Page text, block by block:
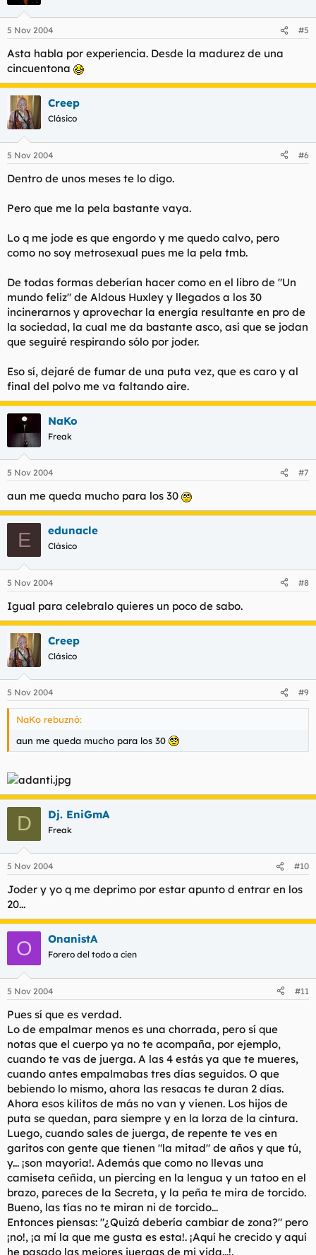
5 Nov 2004 #5
Asta habla por experiencia. Desde la madurez de una
cincuentona
Creep
Clásico
5 Nov 2004 #6
Dentro de unos meses te lo digo.
Pero que me la pela bastante vaya.
Lo q me jode es que engordo y me quedo calvo, pero
como no soy metrosexual pues me la pela tmb.
De todas formas deberían hacer como en el libro de "Un
mundo feliz" de Aldous Huxley y llegados a los 30
incinerarnos y aprovechar la energía resultante en pro de
la sociedad, la cual me da bastante asco, así que se jodan
que seguiré respirando sólo por joder.
Eso sí, dejaré de fumar de una puta vez, que es caro y al
final del polvo me va faltando aire.
NaKo
Freak
5 Nov 2004 #7
aun me queda mucho para los 30
E edunacle
Clásico
5 Nov 2004 #8
Igual para celebralo quieres un poco de sabo.
Creep
Clásico
5 Nov 2004 #9
NaKo rebuznó:
aun me queda mucho para los 30
D Dj. EniGmA
Freak
5 Nov 2004 #10
Joder y yo q me deprimo por estar apunto d entrar en los
20...
O OnanistA
Forero del todo a cien
5 Nov 2004 #11
Pues sí que es verdad.
Lo de empalmar menos es una chorrada, pero sí que
notas que el cuerpo ya no te acompaña, por ejemplo,
cuando te vas de juerga. A las 4 estás ya que te mueres,
cuando antes empalmabas tres días seguidos. O que
bebiendo lo mismo, ahora las resacas te duran 2 días.
Ahora esos kilitos de más no van y vienen. Los hijos de
puta se quedan, para siempre y en la lorza de la cintura.
Luego, cuando sales de juerga, de repente te ves en
garitos con gente que tienen "la mitad" de años y que tú,
y... ¡son mayoría!. Además que como no llevas una
camiseta ceñida, un piercing en la lengua y un tatoo en el
brazo, pareces de la Secreta, y la peña te mira de torcido.
Bueno, las tías no te miran ni de torcido...
Entonces piensas: "¿Quizá debería cambiar de zona?" pero
¡no!, ¡a mí la que me gusta es esta!. ¡Aquí he crecido y aquí
he pasado las mejores juergas de mi vida...!.